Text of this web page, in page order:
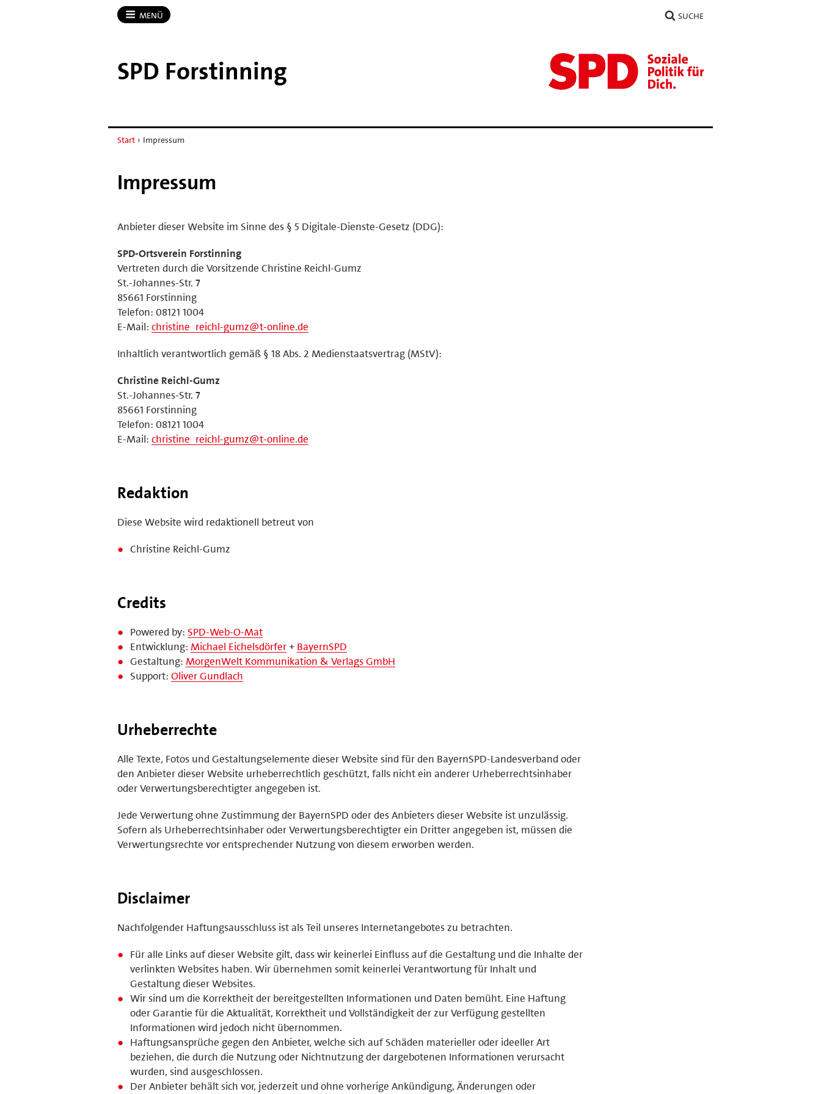
MENÜ SUCHE
SPD Forstinning
Start › Impressum
Impressum
Anbieter dieser Website im Sinne des § 5 Digitale-Dienste-Gesetz (DDG):
SPD-Ortsverein Forstinning
Vertreten durch die Vorsitzende Christine Reichl-Gumz
St.-Johannes-Str. 7
85661 Forstinning
Telefon: 08121 1004
E-Mail: christine_reichl-gumz@t-online.de
Inhaltlich verantwortlich gemäß § 18 Abs. 2 Medienstaatsvertrag (MStV):
Christine Reichl-Gumz
St.-Johannes-Str. 7
85661 Forstinning
Telefon: 08121 1004
E-Mail: christine_reichl-gumz@t-online.de
Redaktion
Diese Website wird redaktionell betreut von
Christine Reichl-Gumz
Credits
Powered by: SPD-Web-O-Mat
Entwicklung:Michael Eichelsdörfer+ BayernSPD
Gestaltung:MorgenWelt Kommunikation & Verlags GmbH
Support:Oliver Gundlach
Urheberrechte
Alle Texte, Fotos und Gestaltungselemente dieser Website sind für den BayernSPD-Landesverband oder
den Anbieter dieser Website urheberrechtlich geschützt, falls nicht ein anderer Urheberrechtsinhaber
oder Verwertungsberechtigter angegeben ist.
Jede Verwertung ohne Zustimmung der BayernSPD oder des Anbieters dieser Website ist unzulässig.
Sofern als Urheberrechtsinhaber oder Verwertungsberechtigter ein Dritter angegeben ist, müssen die
Verwertungsrechte vor entsprechender Nutzung von diesem erworben werden.
Disclaimer
Nachfolgender Haftungsausschluss ist als Teil unseres Internetangebotes zu betrachten.
Für alle Links auf dieser Website gilt, dass wir keinerlei Einfluss auf die Gestaltung und die Inhalte der
verlinkten Websites haben. Wir übernehmen somit keinerlei Verantwortung für Inhalt und
Gestaltung dieser Websites.
Wir sind um die Korrektheit der bereitgestellten Informationen und Daten bemüht. Eine Haftung
oder Garantie für die Aktualität, Korrektheit und Vollständigkeit der zur Verfügung gestellten
Informationen wird jedoch nicht übernommen.
Haftungsansprüche gegen den Anbieter, welche sich auf Schäden materieller oder ideeller Art
beziehen, die durch die Nutzung oder Nichtnutzung der dargebotenen Informationen verursacht
wurden, sind ausgeschlossen.
Der Anbieter behält sich vor, jederzeit und ohne vorherige Ankündigung, Änderungen oder